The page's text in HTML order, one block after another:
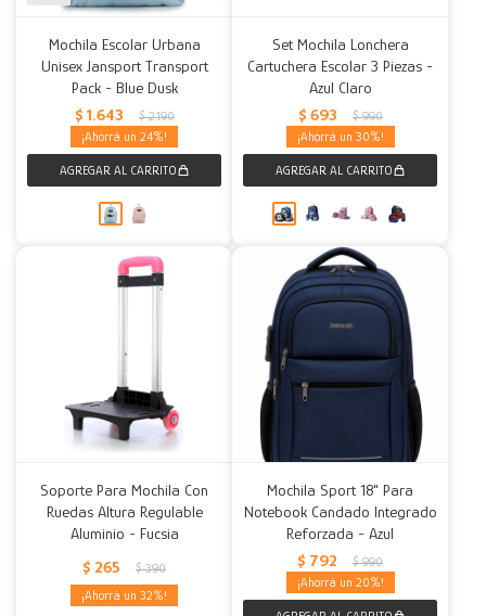
Mochila Escolar Urbana
Unisex Jansport Transport
Pack - Blue Dusk
$ 1.643 $ 2.190
24
Set Mochila Lonchera
Cartuchera Escolar 3 Piezas -
Azul Claro
$ 693 $ 990
30
Soporte Para Mochila Con
Ruedas Altura Regulable
Aluminio - Fucsia
$ 265 $ 390
32
Mochila Sport 18" Para
Notebook Candado Integrado
Reforzada - Azul
$ 792 $ 990
20
Mesas
Calefactores
Acolchados y Frazadas
Fundas
Decoración
Accesorios para el hogar
Herramientas
Accesorios
Muebles Infantiles